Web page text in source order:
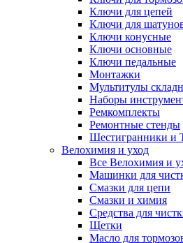
Ключи для цепей
Ключи для
Ключи конусные
Ключи основные
Ключи педальные
Монтажки
Мультитулы
Наборы
Ремкомплекты
Ремонтные стенды
Шестигранники и
Велохимия и уход
Все Велохимия и
Машинки для
Смазки для цепи
Смазки и химия
Средства для
Щетки
Масло для